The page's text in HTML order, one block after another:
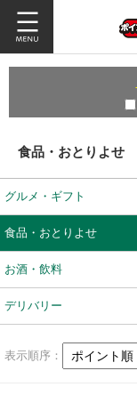
食品・おとりよせ
グルメ・ギフト
食品・おとりよせ
お酒・飲料
デリバリー
表示順序：